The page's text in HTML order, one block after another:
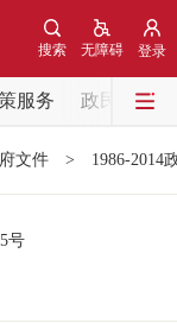
登录
无障碍
搜索
服务
政民互动
文件 > 1986-2014
5号